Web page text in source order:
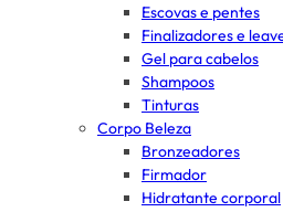
Escovas e pentes
Finalizadores e
Gel para cabelos
Shampoos
Tinturas
Corpo Beleza
Bronzeadores
Firmador
Hidratante corporal